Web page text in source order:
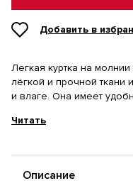
Добавить в
Легкая куртка на
лёгкой и прочной ткани
и влаге. Она имеет
затрудняющий движения.
Читать
Описание